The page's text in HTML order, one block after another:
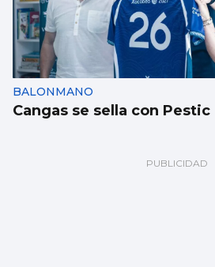
BALONMANO
Cangas se sella con Pestic